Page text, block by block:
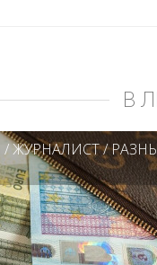
В
/ЖУРНАЛИСТ/